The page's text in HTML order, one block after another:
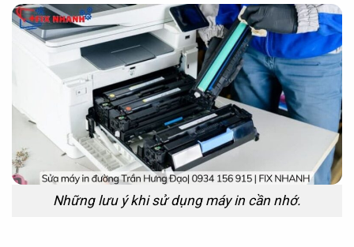
Những lưu ý khi sử dụng máy in cần nhớ.